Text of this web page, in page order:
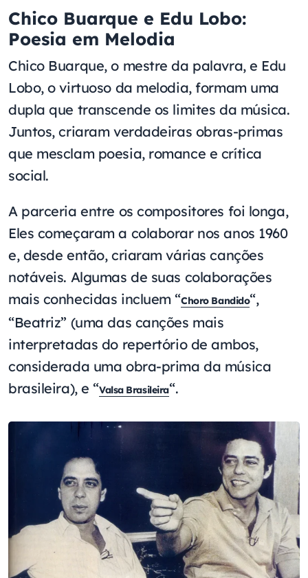
Chico Buarque e Edu Lobo:
Poesia em Melodia
Chico Buarque, o mestre da palavra, e Edu
Lobo, o virtuoso da melodia, formam uma
dupla que transcende os limites da música.
Juntos, criaram verdadeiras obras-primas
que mesclam poesia, romance e crítica
social.
A parceria entre os compositores foi longa,
Eles começaram a colaborar nos anos 1960
e, desde então, criaram várias canções
notáveis. Algumas de suas colaborações
mais conhecidas incluem “Choro Bandido“,
“Beatriz” (uma das canções mais
interpretadas do repertório de ambos,
considerada uma obra-prima da música
brasileira), e “Valsa Brasileira“.